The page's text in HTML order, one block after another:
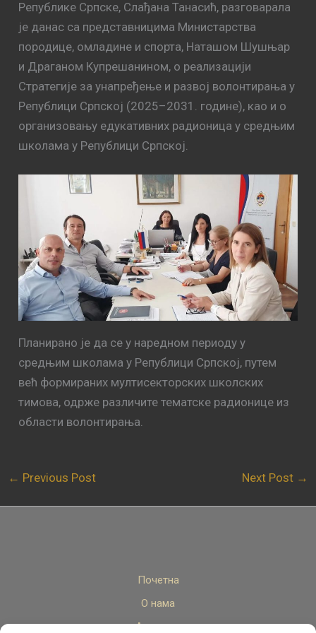
Републике Српске, Слађана Танасић, разговарала
је данас са представницима Министарства
породице, омладине и спорта, Наташом Шушњар
и Драганом Купрешанином, о реализацији
Стратегије за унапређење и развој волонтирања у
Републици Српској (2025–2031. године), као и о
организовању едукативних радионица у средњим
школама у Републици Српској.
Планирано је да се у наредном периоду у
средњим школама у Републици Српској, путем
већ формираних мултисекторских школских
тимова, одрже различите тематске радионице из
области волонтирања.
← Previous Post Next Post →
Почетна
О нама
Актуелно